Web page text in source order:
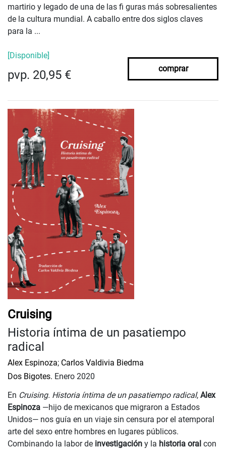
martirio y legado de una de las fi guras más sobresalientes
de la cultura mundial. A caballo entre dos siglos claves
para la ...
[Disponible]
pvp. 20,95 € comprar
Cruising
Historia íntima de un pasatiempo
radical
Alex Espinoza; Carlos Valdivia Biedma
Dos Bigotes. Enero 2020
En Cruising. Historia íntima de un pasatiempo radical, Alex
Espinoza —hijo de mexicanos que migraron a Estados
Unidos— nos guía en un viaje sin censura por el atemporal
arte del sexo entre hombres en lugares públicos.
Combinando la labor de investigación y la historia oral con